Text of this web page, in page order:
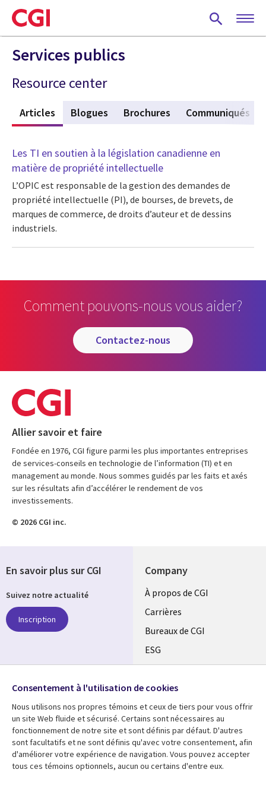
Skip
to
main
content
Services publics
Resource center
Articles (active tab)
Blogues Brochures Communiqués
Les TI en soutien à la législation canadienne en
matière de propriété intellectuelle
L’OPIC est responsable de la gestion des demandes de
propriété intellectuelle (PI), de bourses, de brevets, de
marques de commerce, de droits d’auteur et de dessins
industriels.
Comment pouvons-nous vous aider?
contactez-nous
Allier savoir et faire
Fondée en 1976, CGI figure parmi les plus importantes entreprises
de services-conseils en technologie de l’information (TI) et en
management au monde. Nous sommes guidés par les faits et axés
sur les résultats afin d’accélérer le rendement de vos
investissements.
© 2026 CGI inc.
Company
Useful
links
CANADA
FR
À propos de CGI
Carrières
Bureaux de CGI
ESG
Alliances
Ressources
Library
Articles
Support
Legal
Restrictions et
En savoir plus sur CGI
Suivez notre actualité
Inscription
Media
CANADA
Consentement à l'utilisation de cookies
Nous utilisons nos propres témoins et ceux de tiers pour vous offrir
un site Web fluide et sécurisé. Certains sont nécessaires au
fonctionnement de notre site et sont définis par défaut. D'autres
sont facultatifs et ne sont définis qu'avec votre consentement, afin
d'améliorer votre expérience de navigation. Vous pouvez accepter
tous ces témoins optionnels, aucun ou certains d'entre eux.